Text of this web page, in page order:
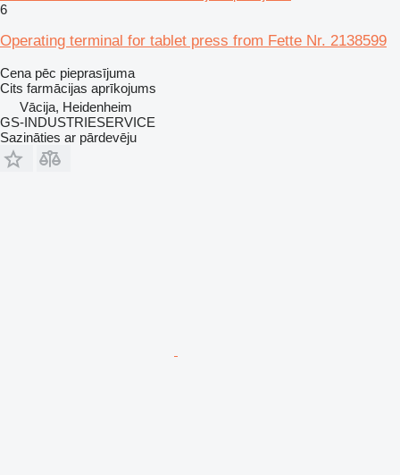
6
Operating terminal for tablet press from Fette Nr. 2138599
Cena pēc pieprasījuma
Cits farmācijas aprīkojums
Vācija, Heidenheim
GS-INDUSTRIESERVICE
Sazināties ar pārdevēju